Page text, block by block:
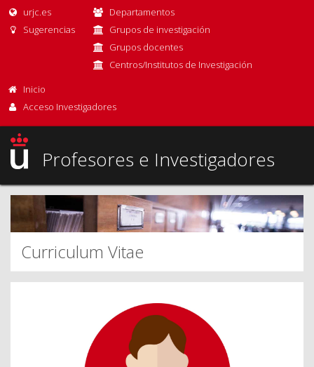
urjc.es
Sugerencias
Departamentos
Grupos de investigación
Grupos docentes
Centros/Institutos de Investigación
Inicio
Acceso Investigadores
Profesores e Investigadores
Curriculum Vitae